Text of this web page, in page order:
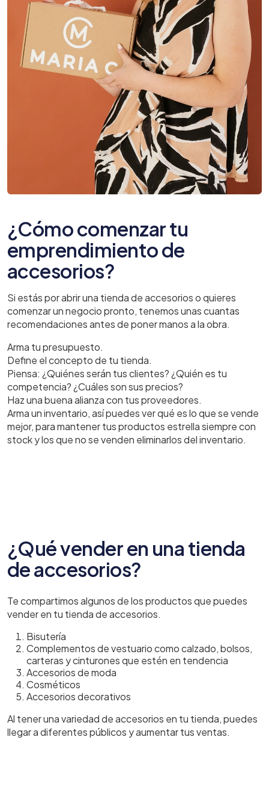
¿Cómo comenzar tu
emprendimiento de
accesorios?
Si estás por abrir una tienda de accesorios o quieres
comenzar un negocio pronto, tenemos unas cuantas
recomendaciones antes de poner manos a la obra.
Arma tu presupuesto.
Define el concepto de tu tienda.
Piensa: ¿Quiénes serán tus clientes? ¿Quién es tu
competencia? ¿Cuáles son sus precios?
Haz una buena alianza con tus proveedores.
Arma un inventario, así puedes ver qué es lo que se vende
mejor, para mantener tus productos estrella siempre con
stock y los que no se venden eliminarlos del inventario.
¿Qué vender en una tienda
de accesorios?
Te compartimos algunos de los productos que puedes
vender en tu tienda de accesorios.
Bisutería
Complementos de vestuario como calzado, bolsos,
carteras y cinturones que estén en tendencia
Accesorios de moda
Cosméticos
Accesorios decorativos
Al tener una variedad de accesorios en tu tienda, puedes
llegar a diferentes públicos y aumentar tus ventas.